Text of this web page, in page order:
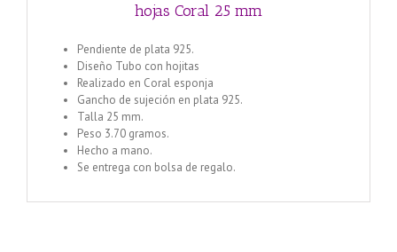
hojas Coral 25 mm
Pendiente de plata 925.
Diseño Tubo con hojitas
Realizado en Coral esponja
Gancho de sujeción en plata 925.
Talla 25 mm.
Peso 3.70 gramos.
Hecho a mano.
Se entrega con bolsa de regalo.